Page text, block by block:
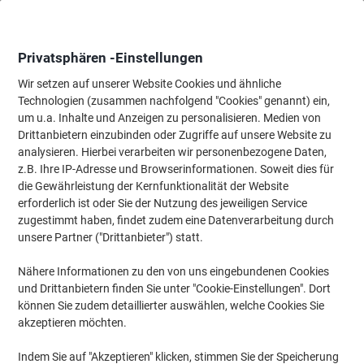
Startseite Tinte & Toner Tintenpatronen, Druckerpatronen,
Viking 80X Kompatibel HP Tonerkartusche CF280X
Schwarz
Marke: Viking Artikelnr.: 4050266
Eigen-
marke
Inkl.
Geschenk
Privatsphären -Einstellungen
Wir setzen auf unserer Website Cookies und ähnliche
Technologien (zusammen nachfolgend "Cookies" genannt) ein,
um u.a. Inhalte und Anzeigen zu personalisieren. Medien von
Drittanbietern einzubinden oder Zugriffe auf unsere Website zu
analysieren. Hierbei verarbeiten wir personenbezogene Daten,
z.B. Ihre IP-Adresse und Browserinformationen. Soweit dies für
die Gewährleistung der Kernfunktionalität der Website
erforderlich ist oder Sie der Nutzung des jeweiligen Service
zugestimmt haben, findet zudem eine Datenverarbeitung durch
unsere Partner ("Drittanbieter") statt.
Nähere Informationen zu den von uns eingebundenen Cookies
und Drittanbietern finden Sie unter "Cookie-Einstellungen". Dort
können Sie zudem detaillierter auswählen, welche Cookies Sie
akzeptieren möchten.
Indem Sie auf "Akzeptieren" klicken, stimmen Sie der Speicherung